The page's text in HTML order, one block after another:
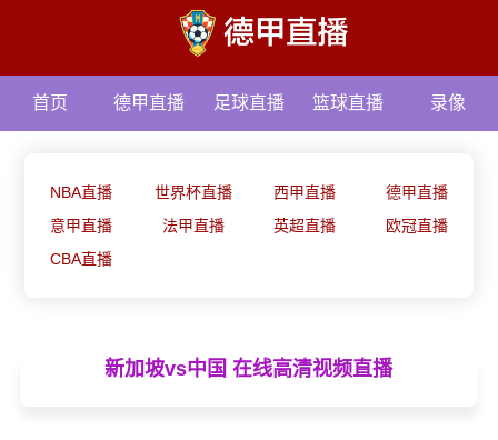
首页 德甲直播 足球直播 篮球直播 录像
NBA直播 世界杯直播 西甲直播
德甲直播
意甲直播
法甲直播 英超直播
欧冠直播
CBA直播
新加坡vs中国 在线高清视频直播